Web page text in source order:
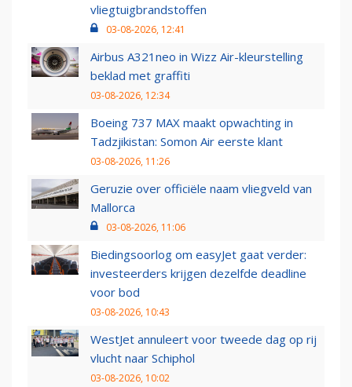
vliegtuigbrandstoffen
03-08-2026, 12:41
Airbus A321neo in Wizz Air-kleurstelling
beklad met graffiti
03-08-2026, 12:34
Boeing 737 MAX maakt opwachting in
Tadzjikistan: Somon Air eerste klant
03-08-2026, 11:26
Geruzie over officiële naam vliegveld van
Mallorca
03-08-2026, 11:06
Biedingsoorlog om easyJet gaat verder:
investeerders krijgen dezelfde deadline
voor bod
03-08-2026, 10:43
WestJet annuleert voor tweede dag op rij
vlucht naar Schiphol
03-08-2026, 10:02